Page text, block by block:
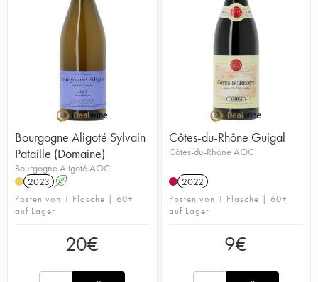
900 Partnerweingütern, die von unseren Einkäufern
geprüft und von unserem Verkostungskomitee bestätigt
wurden, hier werden Sie fündig. Alte Jahrgänge, Ikonen,
Grands Crus, Weine aus biologischem und
biodynamischem Anbau, Naturwein, aufstrebende Winzer
oder Spirituosen – auf iDealwine finden Sie
Unauffindbares zu vorteilhaften Preisen!
Bourgogne Aligoté Sylvain
Pataille (Domaine)
Bourgogne Aligoté AOC
2023 A
Posten von 1 Flasche | 60+
auf Lager
20€
Côtes-du-Rhône Guigal
Côtes-du-Rhône AOC
2022
Posten von 1 Flasche | 60+
auf Lager
9€